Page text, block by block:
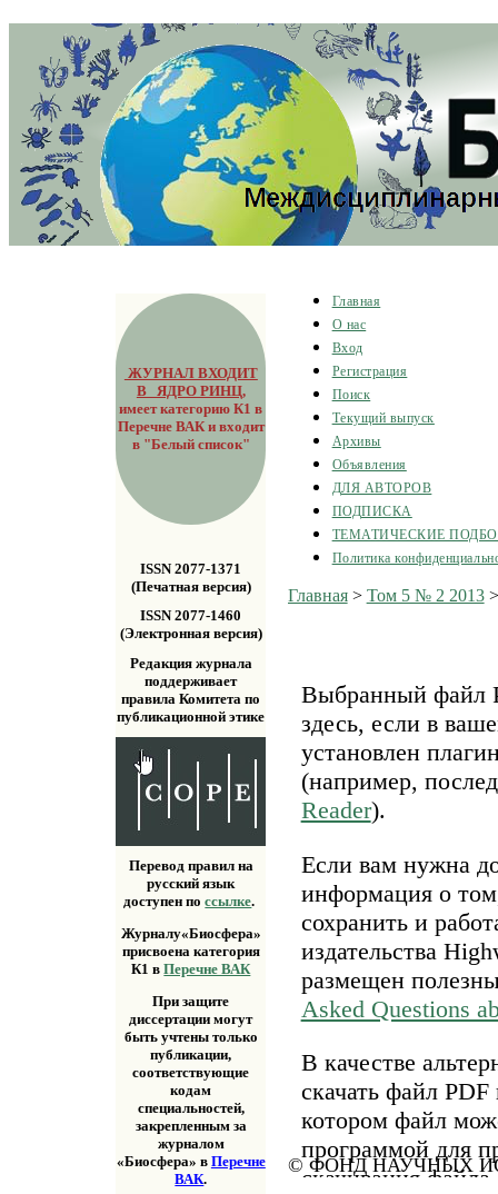
ЖУРНАЛ ВХОДИТ
В ЯДРО РИНЦ,
имеет категорию К1 в
Перечне ВАК и входит
в "Белый список"
ISSN 2077-1371
(Печатная версия)
ISSN 2077-1460
(Электронная версия)
Редакция журнала
поддерживает
правила Комитета по
публикационной этике
Перевод правил на
русский язык
доступен поссылке.
Журналу«Биосфера»
присвоена категория
К1 вПеречне ВАК
При защите
диссертации могут
быть учтены только
публикации,
соответствующие
кодам
специальностей,
закрепленным за
журналом
«Биосфера» в Перечне
ВАК.
Главная
О нас
Вход
Регистрация
Поиск
Текущий выпуск
Архивы
Объявления
ДЛЯ АВТОРОВ
ПОДПИСКА
ТЕМАТИЧЕСКИЕ
Политика
Главная> Том 5 № 2 2013
Выбранный файл
здесь, если в
установлен
(например,
Reader).
Если вам нужна
информация о
сохранить и
издательства
размещен
Asked Questions
В качестве
скачать файл
котором файл
программой для
скачивания
© ФОНД НАУЧНЫХ